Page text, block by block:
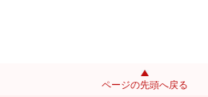
ページの先頭へ戻る